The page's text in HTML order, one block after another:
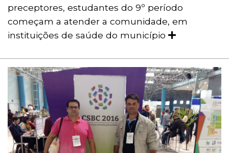
preceptores, estudantes do 9º período
começam a atender a comunidade, em
instituições de saúde do município